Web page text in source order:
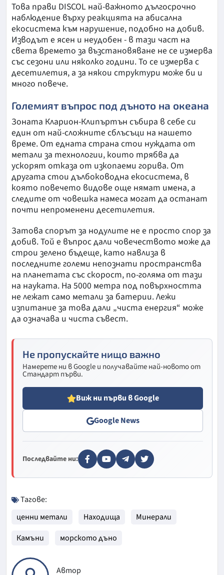
Това прави DISCOL най-важното дългосрочно
наблюдение върху реакцията на абисална
екосистема към нарушение, подобно на добив.
Изводът е ясен и неудобен - в тази част на
света времето за възстановяване не се измерва
със сезони или няколко години. То се измерва с
десетилетия, а за някои структури може би и
много повече.
Големият въпрос под дъното на океана
Зоната Кларион-Клипъртън събира в себе си
един от най-сложните сблъсъци на нашето
време. От едната страна стои нуждата от
метали за технологии, които трябва да
ускорят отказа от изкопаеми горива. От
другата стои дълбоководна екосистема, в
която повечето видове още нямат имена, а
следите от човешка намеса могат да останат
почти непроменени десетилетия.
Затова спорът за нодулите не е просто спор за
добив. Той е въпрос дали човечеството може да
строи зелено бъдеще, като навлиза в
последните големи непознати пространства
на планетата със скорост, по-голяма от тази
на науката. На 5000 метра под повърхността
не лежат само метали за батерии. Лежи
изпитание за това дали „чиста енергия“ може
да означава и чиста съвест.
Не пропускайте нищо важно
Намерете ни в Google и получавайте най-новото от
Стандарт първи.
Виж ни първи в Google
Google News
Последвайте ни:
Тагове:
ценни метали
Находища
Минерали
Камъни
морското дъно
Автор